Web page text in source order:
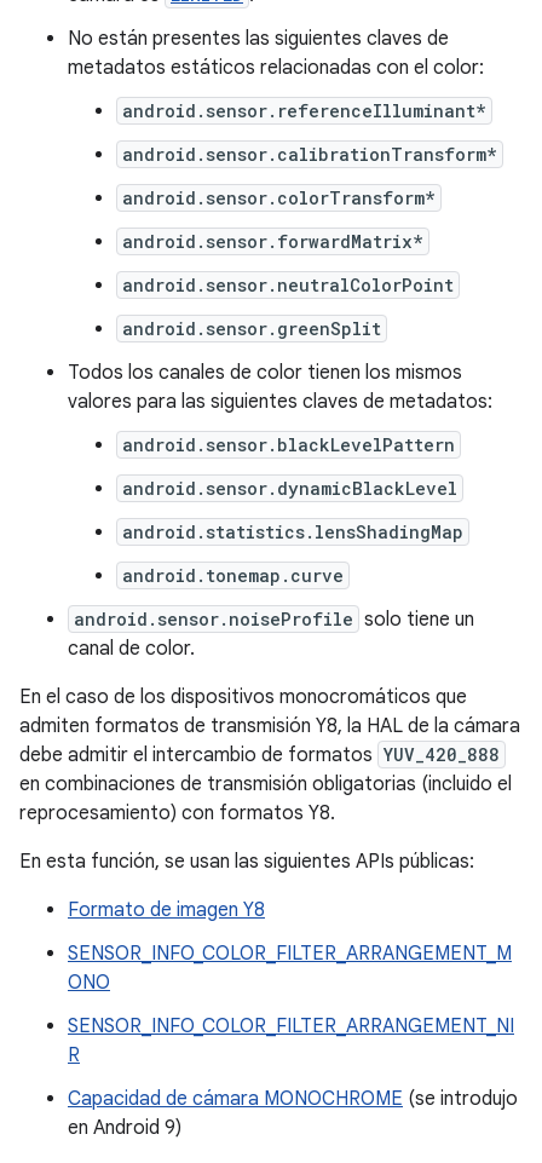
No están presentes las siguientes claves de
metadatos estáticos relacionadas con el color:
android.sensor.referenceIlluminant*
android.sensor.calibrationTransform*
android.sensor.colorTransform*
android.sensor.forwardMatrix*
android.sensor.neutralColorPoint
android.sensor.greenSplit
Todos los canales de color tienen los mismos
valores para las siguientes claves de metadatos:
android.sensor.blackLevelPattern
android.sensor.dynamicBlackLevel
android.statistics.lensShadingMap
android.tonemap.curve
android.sensor.noiseProfile solo tiene un
canal de color.
En el caso de los dispositivos monocromáticos que
admiten formatos de transmisión Y8, la HAL de la cámara
debe admitir el intercambio de formatos YUV_420_888
en combinaciones de transmisión obligatorias (incluido el
reprocesamiento) con formatos Y8.
En esta función, se usan las siguientes APIs públicas:
Formato de imagen Y8
SENSOR_INFO_COLOR_FILTER_ARRANGEMENT_M
ONO
SENSOR_INFO_COLOR_FILTER_ARRANGEMENT_NI
R
Capacidad de cámara MONOCHROME (se introdujo
en Android 9)